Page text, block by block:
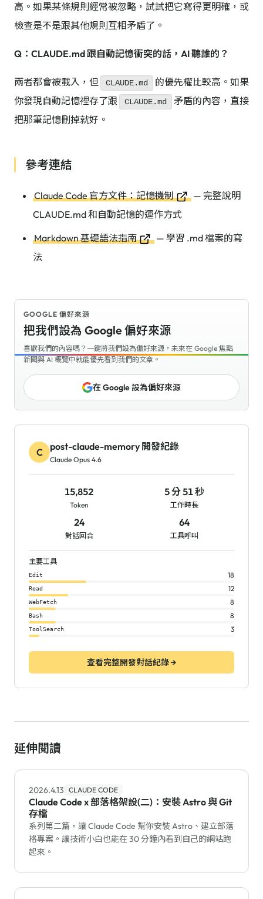
高。如果某條規則經常被忽略，試試把它寫得更明確，或
檢查是不是跟其他規則互相矛盾了。
Q：CLAUDE.md 跟自動記憶衝突的話，AI 聽誰的？
兩者都會被載入，但 CLAUDE.md
的優先權比較高。如果
你發現自動記憶裡存了跟
CLAUDE.md
矛盾的內容，直接
把那筆記憶刪掉就好。
參考連結
Claude Code 官方文件：記憶機制
— 完整說明
CLAUDE.md 和自動記憶的運作方式
Markdown 基礎語法指南
— 學習 .md 檔案的寫
法
GOOGLE 偏好來源
把我們設為 Google 偏好來源
喜歡我們的內容嗎？一鍵將我們設為偏好來源，未來在 Google 焦點
新聞與 AI 概覽中就能優先看到我們的文章。
在 Google 設為偏好來源
C post-claude-memory 開發紀錄
Claude Opus 4.6
15,852
Token
5 分 51 秒
工作時長
24
對話回合
64
工具呼叫
主要工具
Edit 18
Read 12
WebFetch 8
Bash 8
ToolSearch 3
查看完整開發對話紀錄 →
延伸閱讀
2026.4.13 CLAUDE CODE
Claude Code x 部落格架設(二)：安裝 Astro 與 Git
存檔
系列第二篇，讓 Claude Code 幫你安裝 Astro、建立部落
格專案。讓技術小白也能在 30 分鐘內看到自己的網站跑
起來。